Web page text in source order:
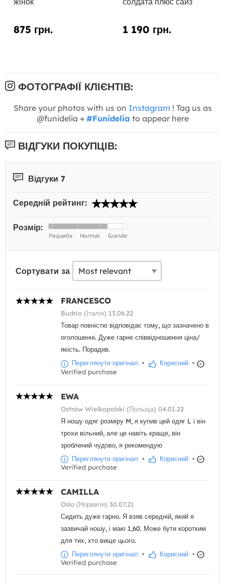
875 грн. 1 190 грн.
ФОТОГРАФІЇ КЛІЄНТІВ:
Share your photos with us on Instagram ! Tag us as
@funidelia + #Funidelia to appear here
ВІДГУКИ ПОКУПЦІВ:
Відгуки 7
Середній рейтинг:
Розмір:
Сортувати за
FRANCESCO
Budrio (Італія) 13.06.22
Товар повністю відповідає тому, що зазначено в
оголошенні. Дуже гарне співвідношення ціна/
якість. Порадив.
Переглянути оригінал • Корисний •
Verified purchase
EWA
Ostrów Wielkopolski (Польща) 04.01.22
Я ношу одяг розміру M, я купив цей одяг L і він
трохи вільний, але це навіть краще, він
зроблений чудово, я рекомендую
Переглянути оригінал • Корисний •
Verified purchase
CAMILLA
Oslo (Норвегія) 30.07.21
Сидить дуже гарно. Я взяв середній, який я
зазвичай ношу, і маю 1,60. Може бути коротким
для тих, хто вище цього.
Переглянути оригінал • Корисний •
Verified purchase